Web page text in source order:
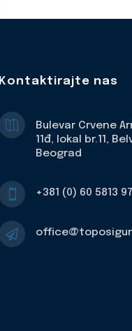
Kontaktirajte nas

Bulevar Crvene
11đ, lokal br.11,
Beograd
 +381 (0) 60 5813
